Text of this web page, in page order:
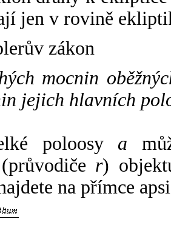
jen v rovině
zákon
mocnin
jejich hlavních
poloosy a
r)
na přímce